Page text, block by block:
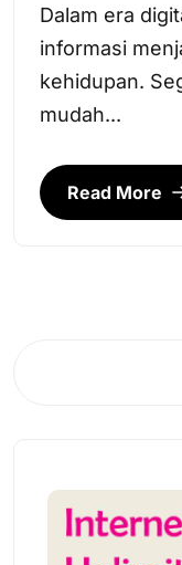
Dalam era
informasi
kehidupan.
mudah...
Read More